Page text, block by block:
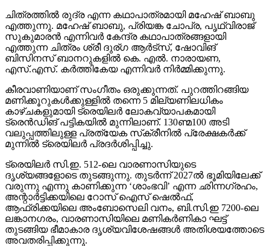
ചിത്രത്തില്‍ രുദ്ര എന്ന കഥാപാത്രമായി മഹേഷ് ബാബു
എത്തുന്നു. മഹേഷ് ബാബു, പ്രിയങ്ക ചോപ്ര, പൃഥ്വിരാജ്
സുകുമാരന്‍ എന്നിവര്‍ കേന്ദ്ര കഥാപാത്രങ്ങളായി
എത്തുന്ന ചിത്രം ശ്രീ ദുര്ഗ ആര്‍ട്‌സ്, ഷോവിങ്
ബിസിനസ് ബാനറുകളില്‍ കെ. എല്‍. നാരായണ,
എസ്.എസ്. കര്‍ത്തികേയ എന്നിവര്‍ നിര്‍മ്മിക്കുന്നു.
കീരവാണിയാണ് സംഗീതം ഒരുക്കുന്നത്. പുറത്തിറങ്ങിയ
മണിക്കൂറുകള്‍ക്കുള്ളില്‍ തന്നെ 5 മില്യണിലധികം
കാഴ്ചകളുമായി ട്രെയിലര്‍ ലോകവ്യാപകമായി
ട്രെന്‍ഡിങ് പട്ടികയില്‍ മുന്നിലാണ്. 130ണ്മ100 അടി
വലുപ്പത്തിലുള്ള പ്രത്യേക സ്‌ക്രീനില്‍ പ്രേക്ഷകര്‍ക്ക്
മുന്നില്‍ ട്രെയിലര്‍ പ്രദര്‍ശിപ്പിച്ചു.
ട്രെയിലര്‍ സി.ഇ. 512-ലെ വാരണാസിയുടെ
ദൃശ്യങ്ങളോടെ തുടങ്ങുന്നു. തുടര്‍ന്ന് 2027ല്‍ ഭൂമിയിലേക്ക്
വരുന്നു എന്നു കാണിക്കുന്ന ‘ശാംഭവി’ എന്ന ഛിന്നഗ്രഹം,
അന്റാര്‍ട്ടിക്കയിലെ റോസ് ഐസ് ഷെല്‍ഫ്,
ആഫ്രിക്കയിലെ അംബോസെലി വനം, ബി.സി.ഇ 7200-ലെ
ലങ്കാനഗരം, വാരണാസിയിലെ മണികര്‍ണികാ ഘട്ട്
തുടങ്ങിയ ഭീമാകാര ദൃശ്യവിശേഷങ്ങള്‍ അതിശയത്തോടെ
അവതരിപ്പിക്കുന്നു.